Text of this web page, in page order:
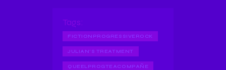
Tags:
FICTIONPROGRESSIVEROCK
JULIAN'S TREATMENT
QUEELPROGTEACOMPAÑE